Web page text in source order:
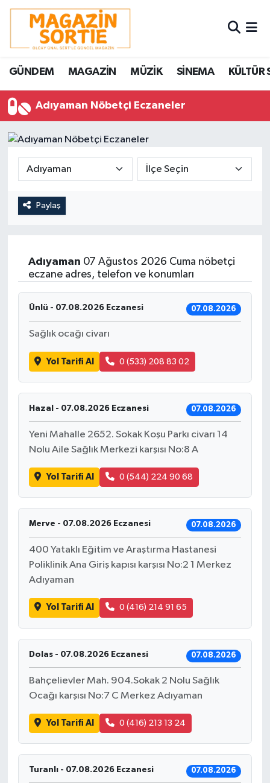
GÜNDEM MAGAZİN MÜZİK SİNEMA KÜLTÜR
Adıyaman Nöbetçi Eczaneler
Paylaş
Adıyaman 07 Ağustos 2026 Cuma nöbetçi
eczane adres, telefon ve konumları
Ünlü - 07.08.2026 Eczanesi 07.08.2026
Sağlık ocağı civarı
Yol Tarifi Al 0 (533) 208 83 02
Hazal - 07.08.2026 Eczanesi 07.08.2026
Yeni Mahalle 2652. Sokak Koşu Parkı civarı 14
Nolu Aile Sağlık Merkezi karşısı No:8 A
Yol Tarifi Al 0 (544) 224 90 68
Merve - 07.08.2026 Eczanesi 07.08.2026
400 Yataklı Eğitim ve Araştırma Hastanesi
Poliklinik Ana Giriş kapısı karşısı No:2 1 Merkez
Adıyaman
Yol Tarifi Al 0 (416) 214 91 65
Dolas - 07.08.2026 Eczanesi 07.08.2026
Bahçelievler Mah. 904.Sokak 2 Nolu Sağlık
Ocağı karşısı No:7 C Merkez Adıyaman
Yol Tarifi Al 0 (416) 213 13 24
Turanlı - 07.08.2026 Eczanesi 07.08.2026
Nöbetçi Eczaneler
Hava Durumu
Trafik Durumu
Süper Lig Puan Durumu ve Fikstür
Tüm Manşetler
Son Dakika Haberleri